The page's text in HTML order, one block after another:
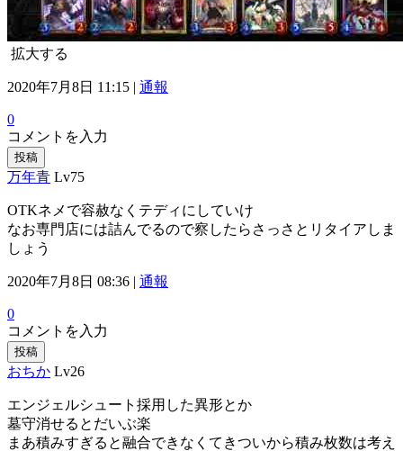
拡大する
2020年7月8日 11:15 | 通報
0
コメントを入力
投稿
万年青 Lv75
OTKネメで容赦なくテディにしていけ
なお専門店には詰んでるので察したらさっさとリタイアしま
しょう
2020年7月8日 08:36 | 通報
0
コメントを入力
投稿
おちか Lv26
エンジェルシュート採用した異形とか
墓守消せるとだいぶ楽
まあ積みすぎると融合できなくてきついから積み枚数は考え